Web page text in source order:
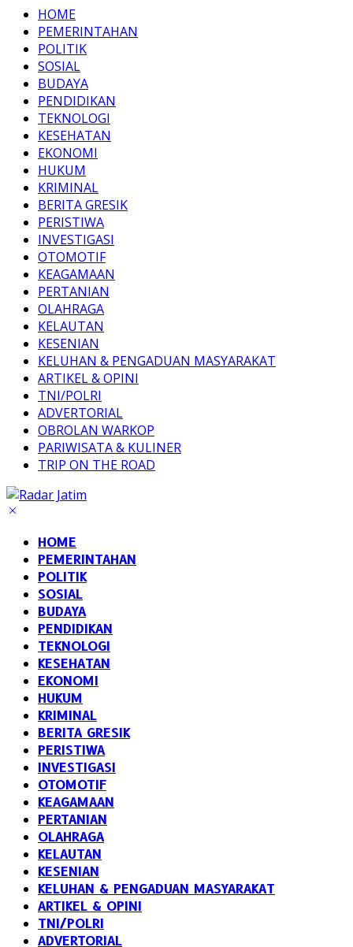
HOME
PEMERINTAHAN
POLITIK
SOSIAL
BUDAYA
PENDIDIKAN
TEKNOLOGI
KESEHATAN
EKONOMI
HUKUM
KRIMINAL
BERITA GRESIK
PERISTIWA
INVESTIGASI
OTOMOTIF
KEAGAMAAN
PERTANIAN
OLAHRAGA
KELAUTAN
KESENIAN
KELUHAN & PENGADUAN MASYARAKAT
ARTIKEL & OPINI
TNI/POLRI
ADVERTORIAL
OBROLAN WARKOP
PARIWISATA & KULINER
TRIP ON THE ROAD
HOME
PEMERINTAHAN
POLITIK
SOSIAL
BUDAYA
PENDIDIKAN
TEKNOLOGI
KESEHATAN
EKONOMI
HUKUM
KRIMINAL
BERITA GRESIK
PERISTIWA
INVESTIGASI
OTOMOTIF
KEAGAMAAN
PERTANIAN
OLAHRAGA
KELAUTAN
KESENIAN
KELUHAN & PENGADUAN MASYARAKAT
ARTIKEL & OPINI
TNI/POLRI
ADVERTORIAL